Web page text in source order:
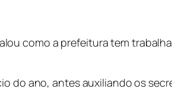
como a prefeitura tem
do ano, antes auxiliando os